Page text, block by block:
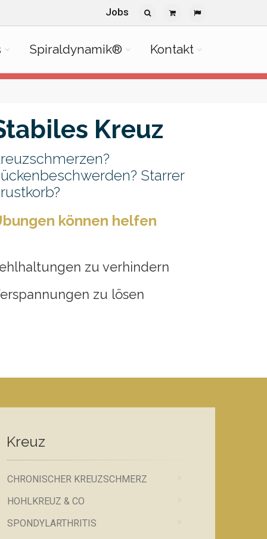
Jobs
Spiraldynamik® Kontakt
Kreuz
Starrer
können helfen
zu verhindern
zu lösen
Kreuz
CHRONISCHER KREUZSCHMERZ
HOHLKREUZ & CO
SPONDYLARTHRITIS